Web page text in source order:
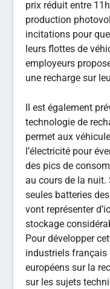
prix réduit entre
production
incitations pour
leurs flottes de
employeurs
une recharge sur
Il est également
technologie de
permet aux
l’électricité pour
des pics de
au cours de la nuit.
seules batteries
vont représenter
stockage
Pour développer
industriels français
européens sur la
sur les sujets